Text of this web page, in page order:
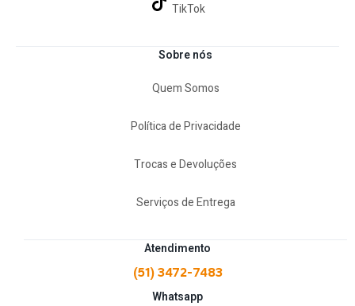
Atendimento
(51) 3472-7483
Whatsapp
Sobre nós
Quem Somos
Política de Privacidade
Trocas e Devoluções
Serviços de Entrega
TikTok